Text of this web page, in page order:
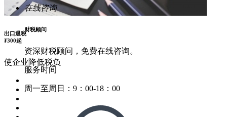
出口退税
¥300起
使企业降低税负
在线咨询
财税顾问
资深财税顾问，免费在线咨询。
服务时间
周一至周日：9：00-18：00